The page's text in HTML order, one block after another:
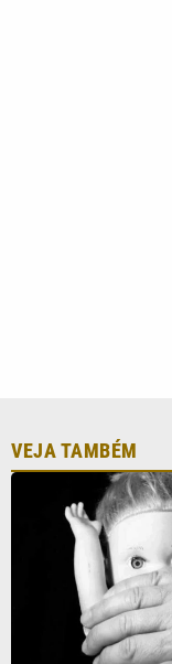
endurece
infantil na internet